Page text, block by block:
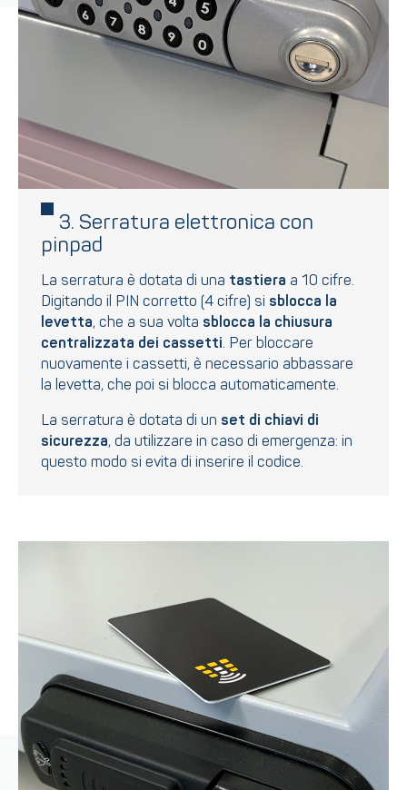
3. Serratura elettronica con
pinpad
La serratura è dotata di una tastiera a 10 cifre.
Digitando il PIN corretto (4 cifre) si sblocca la
levetta, che a sua volta sblocca la chiusura
centralizzata dei cassetti. Per bloccare
nuovamente i cassetti, è necessario abbassare
la levetta, che poi si blocca automaticamente.
La serratura è dotata di un set di chiavi di
sicurezza, da utilizzare in caso di emergenza: in
questo modo si evita di inserire il codice.